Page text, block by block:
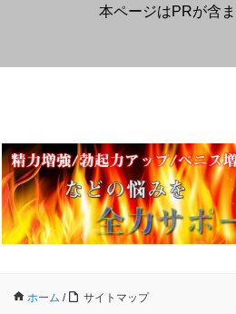
本ページはPRが含
ホーム / サイトマップ